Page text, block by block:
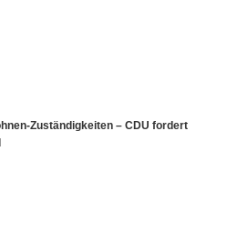
Zuständigkeiten – CDU fordert